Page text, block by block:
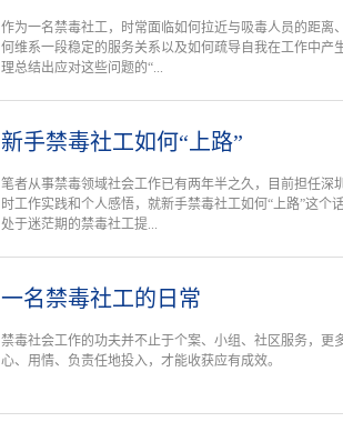
作为一名禁毒社工，时常面临如何拉近与吸毒人员的距离
何维系一段稳定的服务关系以及如何疏导自我在工作中产
理总结出应对这些问题的“...
新手禁毒社工如何“上路”
笔者从事禁毒领域社会工作已有两年半之久，目前担任深
时工作实践和个人感悟，就新手禁毒社工如何“上路”这个
处于迷茫期的禁毒社工提...
一名禁毒社工的日常
禁毒社会工作的功夫并不止于个案、小组、社区服务，更
心、用情、负责任地投入，才能收获应有成效。